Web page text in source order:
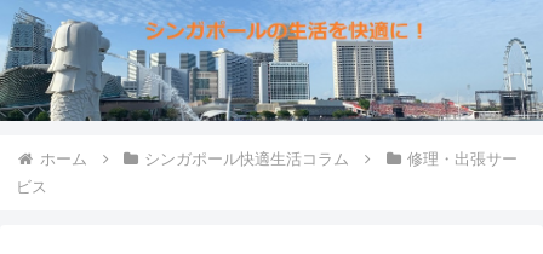
ホーム シンガポール快適生活コラム
修理・出張サー
ビス